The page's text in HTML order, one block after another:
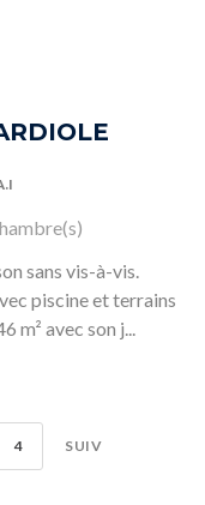
sans vis-à-vis.
piscine et terrains
m² avec son j...
4 SUIV